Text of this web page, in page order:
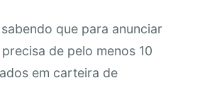
que para anunciar
de pelo menos 10
em carteira de